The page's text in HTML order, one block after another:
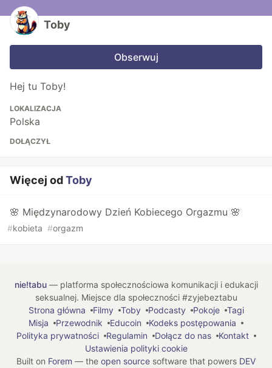
Toby
Obserwuj
Hej tu Toby!
LOKALIZACJA
Polska
DOŁĄCZYŁ
Więcej odToby
🌸 Międzynarodowy Dzień Kobiecego Orgazmu 🌸
#kobieta #orgazm
nie!tabu— platforma społecznościowa komunikacji i edukacji
seksualnej. Miejsce dla społeczności #zyjebeztabu
Strona główna
Filmy Toby Podcasty Pokoje
Tagi
Misja
Przewodnik Educoin
Kodeks postępowania
Polityka prywatności
Regulamin Dołącz do nas
Kontakt
Ustawienia polityki cookie
Built on Forem — the open source software that powers DEV